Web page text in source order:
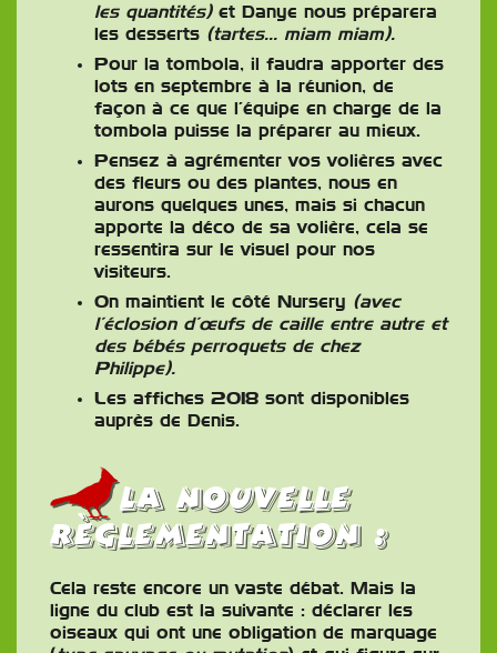
les quantités)et Danye nous préparera
les desserts (tartes… miam miam).
Pour la tombola, il faudra apporter des
lots en septembre à la réunion, de
façon à ce que l’équipe en charge de la
tombola puisse la préparer au mieux.
Pensez à agrémenter vos volières avec
des fleurs ou des plantes, nous en
aurons quelques unes, mais si chacun
apporte la déco de sa volière, cela se
ressentira sur le visuel pour nos
visiteurs.
On maintient le côté Nursery (avec
l’éclosion d’œufs de caille entre autre et
des bébés perroquets de chez
Philippe).
Les affiches 2018 sont disponibles
auprès de Denis.
la nouvelle
règlementation :
Cela reste encore un vaste débat. Mais la
ligne du club est la suivante : déclarer les
oiseaux qui ont une obligation de marquage